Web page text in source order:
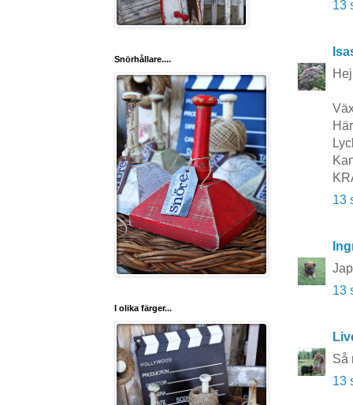
13
13
13
Så
13
Snörhållare....
I olika färger...